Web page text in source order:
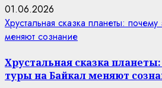
01.06.2026
Хрустальная сказка планеты:
меняют сознание
Хрустальная сказка
туры на Байкал меняют